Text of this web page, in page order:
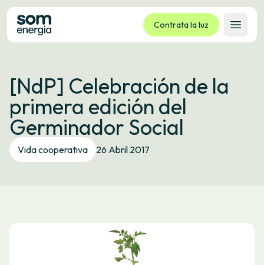
Contrata la luz
Abrir
Tarifas
Servicios
Empresas
La cooperativa
Contacto
[NdP] Celebración de la
primera edición del
Germinador Social
Vida cooperativa 26 Abril 2017